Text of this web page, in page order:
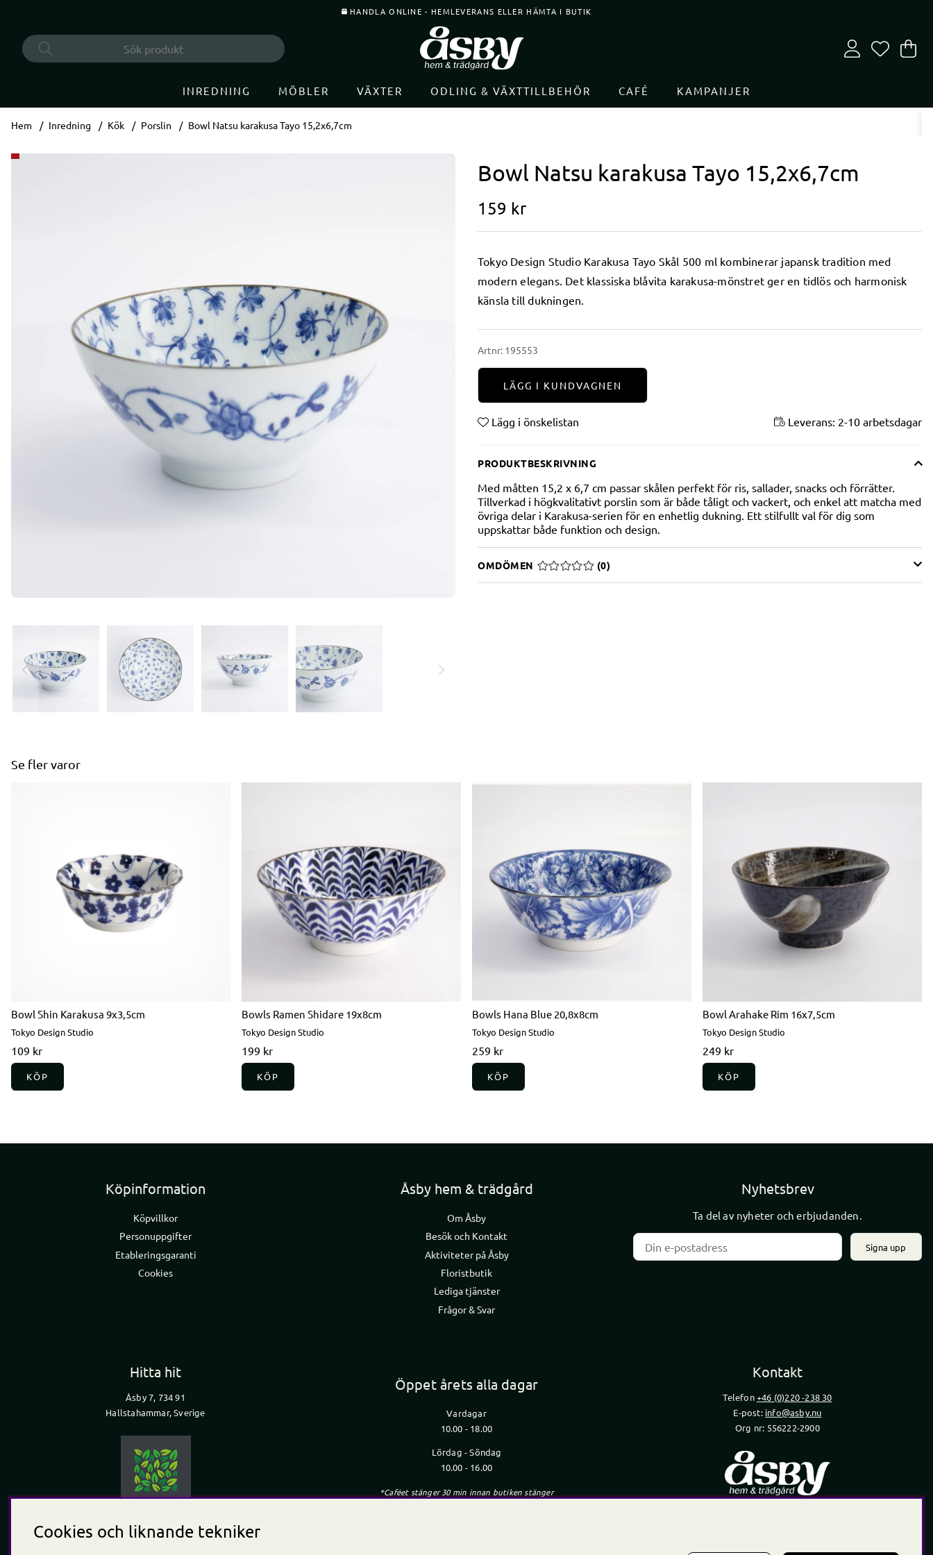
HANDLA ONLINE - HEMLEVERANS ELLER HÄMTA I BUTIK
.
INREDNING MÖBLER VÄXTER ODLING & VÄXTTILLBEHÖR CAFÉ KAMPANJER
Hem Inredning Kök Porslin Bowl Natsu karakusa Tayo 15,2x6,7cm
Produktbilder Bowl Natsu karakusa Tayo 15,2x6,7cm Bowl Natsu karakusa Tayo 15,2x6,7cm
159 kr
Tokyo Design Studio Karakusa Tayo Skål 500 ml kombinerar japansk tradition med
modern elegans. Det klassiska blåvita karakusa-mönstret ger en tidlös och harmonisk
känsla till dukningen.
Artnr: 195553
LÄGG I KUNDVAGNEN
Lägg i önskelistan Leverans: 2-10 arbetsdagar
PRODUKTBESKRIVNING
Med måtten 15,2 x 6,7 cm passar skålen perfekt för ris, sallader, snacks och förrätter.
Tillverkad i högkvalitativt porslin som är både tåligt och vackert, och enkel att matcha med
övriga delar i Karakusa-serien för en enhetlig dukning. Ett stilfullt val för dig som
uppskattar både funktion och design.
OMDÖMEN MEDELBETYG 0 AV 5 ANTAL BETYG 0
(0)
Se fler varor
Bowl Shin Karakusa 9x3,5cm
Tokyo Design Studio
109 kr
KÖP
Bowls Ramen Shidare 19x8cm
Tokyo Design Studio
199 kr
KÖP
Bowls Hana Blue 20,8x8cm
Tokyo Design Studio
259 kr
KÖP
Bowl Arahake Rim 16x7,5cm
Tokyo Design Studio
249 kr
KÖP
Köpinformation
Köpvillkor
Personuppgifter
Etableringsgaranti
Cookies
Åsby hem & trädgård
Om Åsby
Besök och Kontakt
Aktiviteter på Åsby
Floristbutik
Lediga tjänster
Frågor & Svar
Nyhetsbrev
Ta del av nyheter och erbjudanden.
Signa upp
Hitta hit
Åsby 7, 734 91
Hallstahammar, Sverige
Öppet årets alla dagar
Vardagar
10.00 - 18.00
Lördag - Söndag
10.00 - 16.00
*Caféet stänger 30 min innan butiken stänger
Kontakt
Telefon+46 (0)220 -238 30
E-post: info@asby.nu
Org nr: 556222-2900
Cookies och liknande tekniker